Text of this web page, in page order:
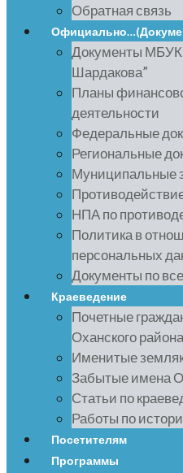
Обратная связь
Документы
Шардакова”
Планы
деятельности
Федеральные
Региональные
Муниципальные
НПА по
Политика в
персональных
Документы по
Краеведение
Почетные
Оханского района
Именитые
Забытые имена
Статьи по
Работы по
Посетителям
Программы